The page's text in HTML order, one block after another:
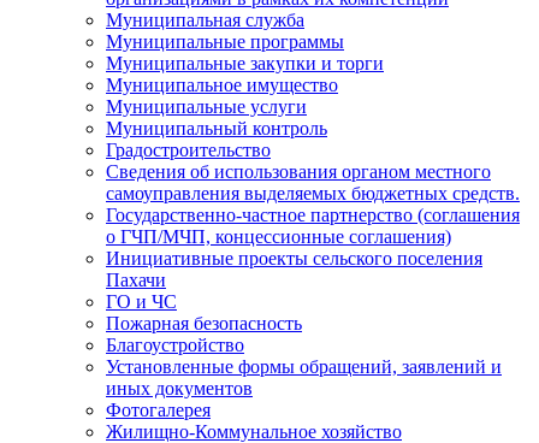
Муниципальная служба
Муниципальные программы
Муниципальные закупки и торги
Муниципальное имущество
Муниципальные услуги
Муниципальный контроль
Градостроительство
Сведения об использования органом местного
самоуправления выделяемых бюджетных средств.
Государственно-частное партнерство (соглашения
о ГЧП/МЧП, концессионные соглашения)
Инициативные проекты сельского поселения
Пахачи
ГО и ЧС
Пожарная безопасность
Благоустройство
Установленные формы обращений, заявлений и
иных документов
Фотогалерея
Жилищно-Коммунальное хозяйство